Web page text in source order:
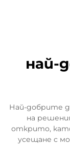
най-
Най-добрите
на
открито,
усещане с